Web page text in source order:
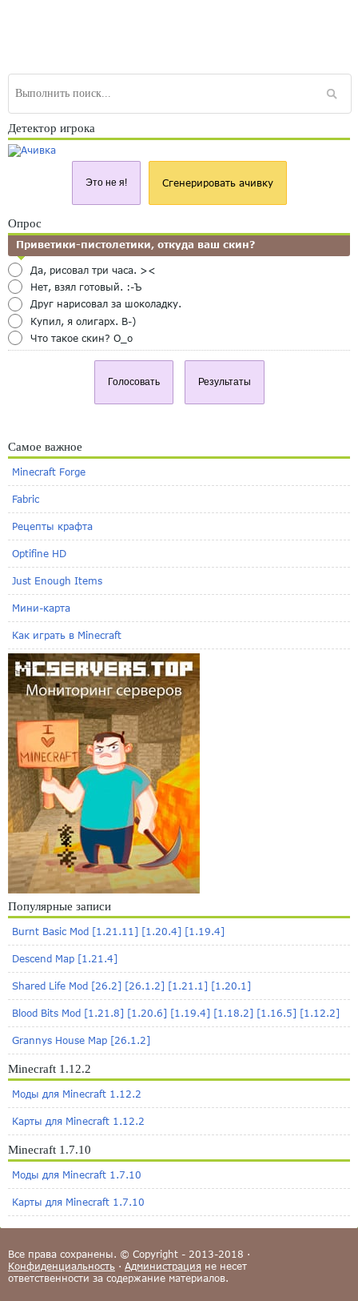
Детектор игрока
Это не я! Сгенерировать ачивку
Опрос
Приветики-пистолетики, откуда ваш скин?
Да, рисовал три часа. ><
Нет, взял готовый. :-Ъ
Друг нарисовал за шоколадку.
Купил, я олигарх. B-)
Что такое скин? O_o
Голосовать Результаты
Самое важное
Minecraft Forge
Fabric
Рецепты крафта
Optifine HD
Just Enough Items
Мини-карта
Как играть в Minecraft
Популярные записи
Burnt Basic Mod [1.21.11] [1.20.4] [1.19.4]
Descend Map [1.21.4]
Shared Life Mod [26.2] [26.1.2] [1.21.1] [1.20.1]
Blood Bits Mod [1.21.8] [1.20.6] [1.19.4] [1.18.2] [1.16.5] [1.12.2]
Grannys House Map [26.1.2]
Minecraft 1.12.2
Моды для Minecraft 1.12.2
Карты для Minecraft 1.12.2
Minecraft 1.7.10
Моды для Minecraft 1.7.10
Карты для Minecraft 1.7.10
Все права сохранены. © Copyright - 2013-2018 ·
Конфиденциальность · Администрация не несет
ответственности за содержание материалов.